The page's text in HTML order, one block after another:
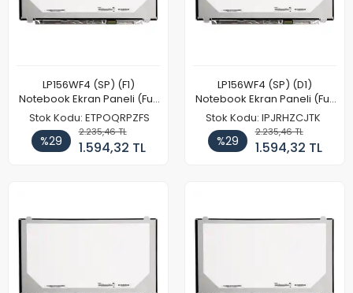
LP156WF4 (SP) (F1)
Notebook Ekran Paneli (Full
HD)
Stok Kodu: ETPOQRPZFS
%29
2.235,46 TL
1.594,32 TL
LP156WF4 (SP) (D1)
Notebook Ekran Paneli (Full
HD)
Stok Kodu: IPJRHZCJTK
%29
2.235,46 TL
1.594,32 TL